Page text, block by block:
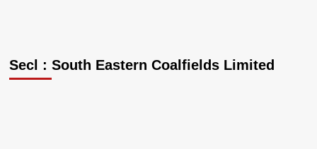
Secl : South Eastern Coalfields Limited